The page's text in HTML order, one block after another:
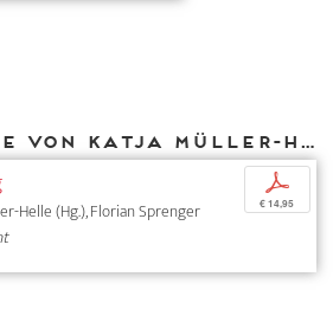
Weitere Texte von Katja Müller-Helle bei DIAPHANES
Helle (Hg.), Florian Sprenger
p
€ 14,95